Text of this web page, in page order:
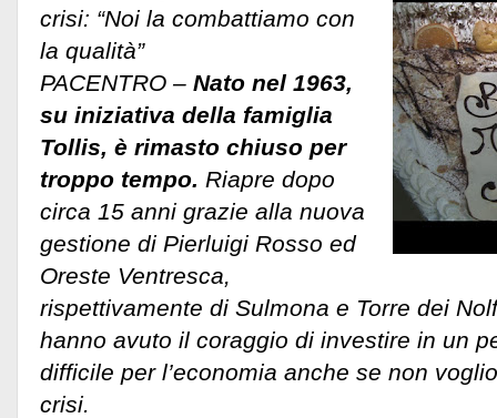
crisi: “Noi la combattiamo con
la qualità”
PACENTRO – Nato nel 1963,
su iniziativa della famiglia
Tollis, è rimasto chiuso per
troppo tempo. Riapre dopo
circa 15 anni grazie alla nuova
gestione di Pierluigi Rosso ed
Oreste Ventresca,
rispettivamente di Sulmona e Torre dei
hanno avuto il coraggio di investire in un
difficile per l’economia anche se non
crisi.